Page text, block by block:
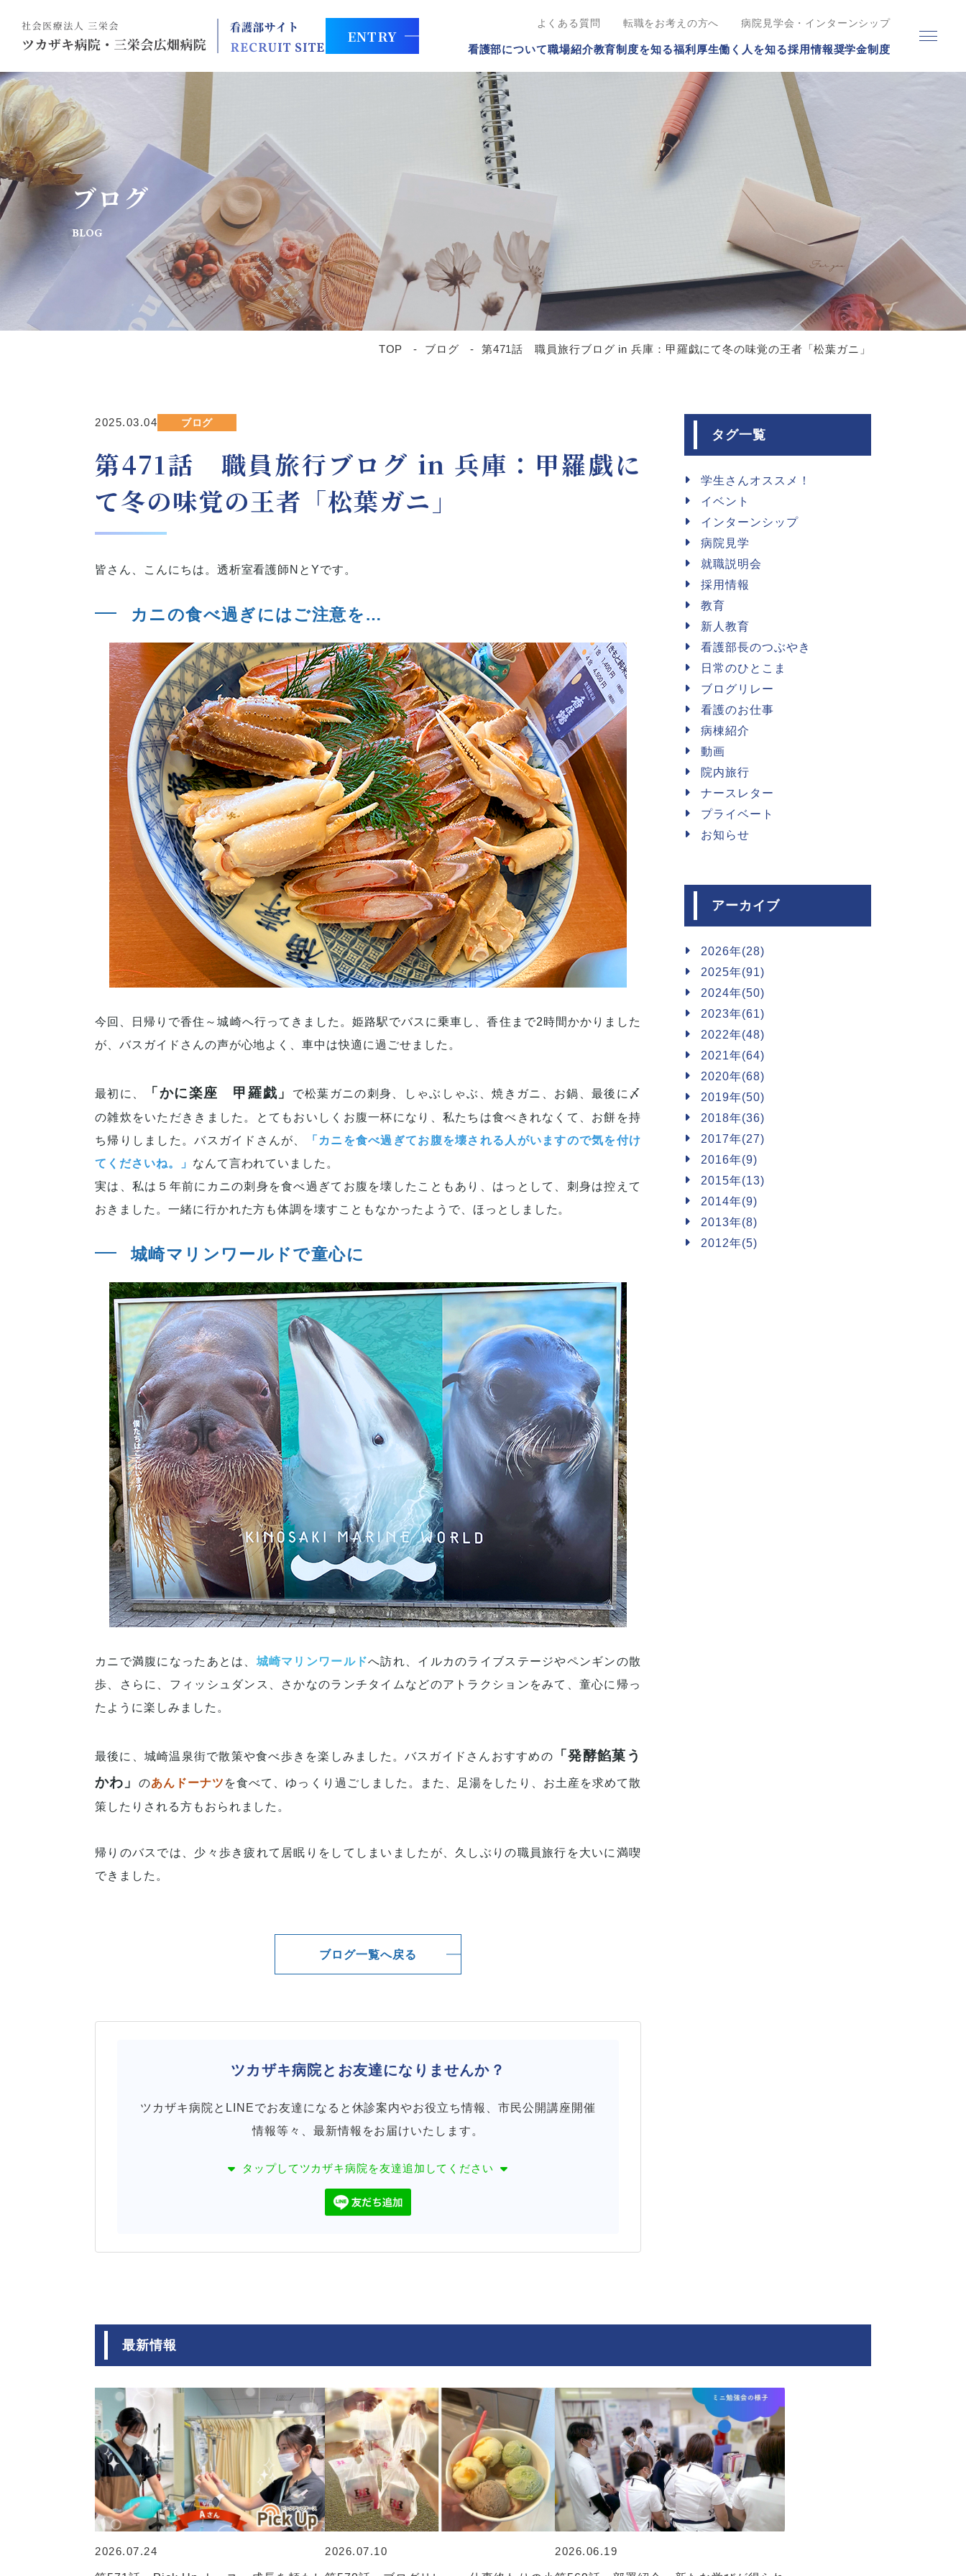
ENTRY
よくある質問 転職をお考えの方へ 病院見学会・インターンシップ
看護部について職場紹介教育制度を知る福利厚生働く人を知る採用情報奨学金制度
ブログ
BLOG
TOP ブログ 第471話 職員旅行ブログ in 兵庫：甲羅戯にて冬の味覚の王者「松葉ガニ」
2025.03.04 ブログ
第471話 職員旅行ブログ in 兵庫：甲羅戯に
て冬の味覚の王者「松葉ガニ」
皆さん、こんにちは。透析室看護師NとYです。
カニの食べ過ぎにはご注意を…
今回、日帰りで香住～城崎へ行ってきました。姫路駅でバスに乗車し、香住まで2時間かかりました
が、バスガイドさんの声が心地よく、車中は快適に過ごせました。
最初に、 「かに楽座 甲羅戯」
で松葉ガニの刺身、しゃぶしゃぶ、焼きガニ、お鍋、最後に〆
の雑炊をいただききました。とてもおいしくお腹一杯になり、私たちは食べきれなくて、お餅を持
ち帰りしました。バスガイドさんが、
「カニを食べ過ぎてお腹を壊される人がいますので気を付け
てくださいね。」 なんて言われていました。
実は、私は５年前にカニの刺身を食べ過ぎてお腹を壊したこともあり、はっとして、刺身は控えて
おきました。一緒に行かれた方も体調を壊すこともなかったようで、ほっとしました。
城崎マリンワールドで童心に
カニで満腹になったあとは、 城崎マリンワールドへ訪れ、イルカのライブステージやペンギンの散
歩、さらに、フィッシュダンス、さかなのランチタイムなどのアトラクションをみて、童心に帰っ
たように楽しみました。
最後に、城崎温泉街で散策や食べ歩きを楽しみました。バスガイドさんおすすめの
「発酵餡菓う
かわ」
のあんドーナツ を食べて、ゆっくり過ごしました。また、足湯をしたり、お土産を求めて散
策したりされる方もおられました。
帰りのバスでは、少々歩き疲れて居眠りをしてしまいましたが、久しぶりの職員旅行を大いに満喫
できました。
ブログ一覧へ戻る
ツカザキ病院と お友達になりませんか？
ツカザキ病院とLINEでお友達になると休診案内やお役立ち情報、市民公開講座開催
情報等々、最新情報をお届けいたします。
タップして ツカザキ病院を友達追加してください
タグ一覧
学生さんオススメ！
イベント
インターンシップ
病院見学
就職説明会
採用情報
教育
新人教育
看護部長のつぶやき
日常のひとこま
ブログリレー
看護のお仕事
病棟紹介
動画
院内旅行
ナースレター
プライベート
お知らせ
アーカイブ
2026年(28)
2025年(91)
2024年(50)
2023年(61)
2022年(48)
2021年(64)
2020年(68)
2019年(50)
2018年(36)
2017年(27)
2016年(9)
2015年(13)
2014年(9)
2013年(8)
2012年(5)
最新情報
2026.07.24 2026.07.10 2026.06.19